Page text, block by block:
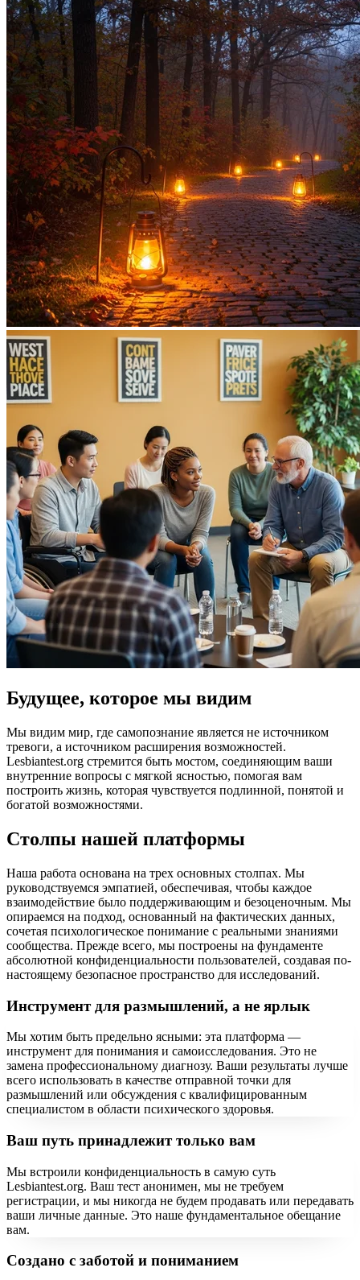
Будущее, которое мы видим
Мы видим мир, где самопознание является не источником
тревоги, а источником расширения возможностей.
Lesbiantest.org стремится быть мостом, соединяющим ваши
внутренние вопросы с мягкой ясностью, помогая вам
построить жизнь, которая чувствуется подлинной, понятой и
богатой возможностями.
Столпы нашей платформы
Наша работа основана на трех основных столпах. Мы
руководствуемся эмпатией, обеспечивая, чтобы каждое
взаимодействие было поддерживающим и безоценочным. Мы
опираемся на подход, основанный на фактических данных,
сочетая психологическое понимание с реальными знаниями
сообщества. Прежде всего, мы построены на фундаменте
абсолютной конфиденциальности пользователей, создавая по-
настоящему безопасное пространство для исследований.
Инструмент для размышлений, а не ярлык
Мы хотим быть предельно ясными: эта платформа —
инструмент для понимания и самоисследования. Это не
замена профессиональному диагнозу. Ваши результаты лучше
всего использовать в качестве отправной точки для
размышлений или обсуждения с квалифицированным
специалистом в области психического здоровья.
Ваш путь принадлежит только вам
Мы встроили конфиденциальность в самую суть
Lesbiantest.org. Ваш тест анонимен, мы не требуем
регистрации, и мы никогда не будем продавать или передавать
ваши личные данные. Это наше фундаментальное обещание
вам.
Создано с заботой и пониманием